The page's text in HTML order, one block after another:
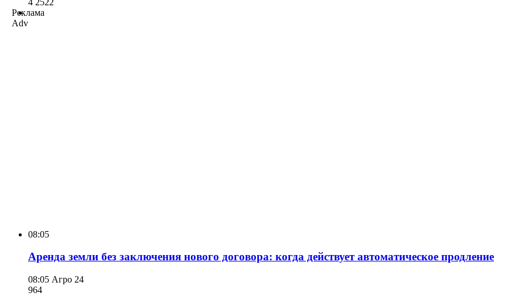
Реклама
Adv
08:05
Аренда земли без заключения нового договора: когда действует автоматическое продление
08:05 Агро 24
964